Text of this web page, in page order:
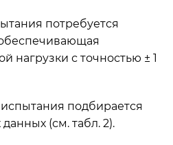
потребуется
нагрузки с точностью ± 1
подбирается
(см. табл. 2).